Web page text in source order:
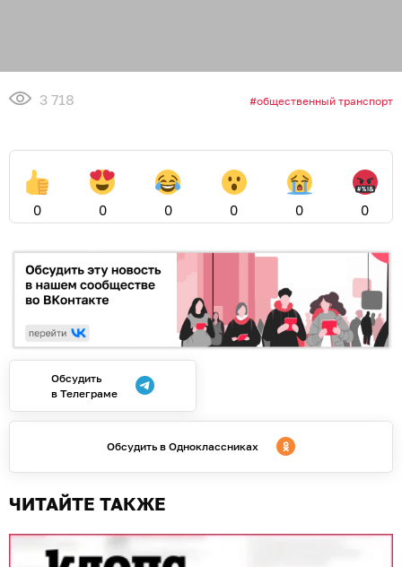
3 718 общественный транспорт
0 0 0 0 0 0
Обсудить
в Телеграме
Обсудить в Одноклассниках
ЧИТАЙТЕ ТАКЖЕ